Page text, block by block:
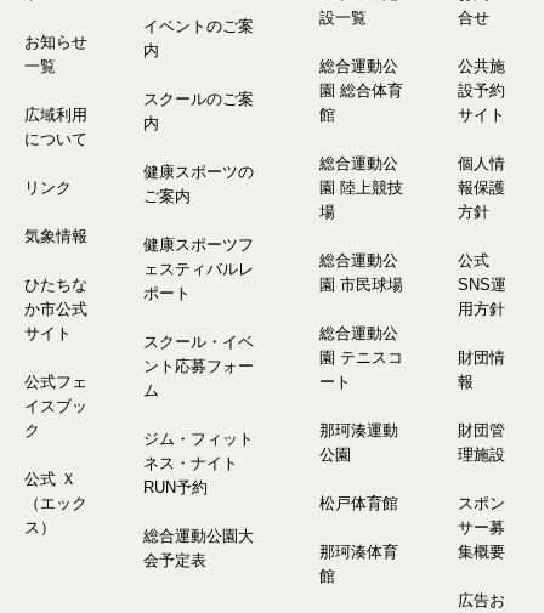
お知らせ
一覧
広域利用
について
リンク
気象情報
ひたちな
か市公式
サイト
公式フェ
イスブッ
ク
公式 Ｘ
（エック
ス）
イベントのご案
内
スクールのご案
内
健康スポーツの
ご案内
健康スポーツフ
ェスティバルレ
ポート
スクール・イベ
ント応募フォー
ム
ジム・フィット
ネス・ナイト
RUN予約
総合運動公園大
会予定表
設一覧
総合運動公
園 総合体育
館
総合運動公
園 陸上競技
場
総合運動公
園 市民球場
総合運動公
園 テニスコ
ート
那珂湊運動
公園
松戸体育館
那珂湊体育
館
合せ
公共施
設予約
サイト
個人情
報保護
方針
公式
SNS運
用方針
財団情
報
財団管
理施設
スポン
サー募
集概要
広告お